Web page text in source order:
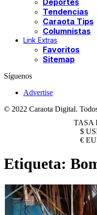
Deportes
Tendencias
Caraota Tips
Columnistas
Link Extras
Favoritos
Sitemap
Síguenos
Advertise
© 2022 Caraota Digital.
TASA
$
€
Etiqueta: